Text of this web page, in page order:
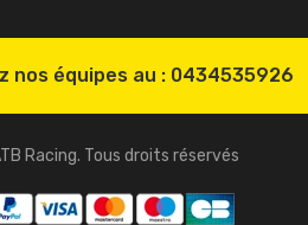
nos équipes au : 0434535926
Racing. Tous droits réservés